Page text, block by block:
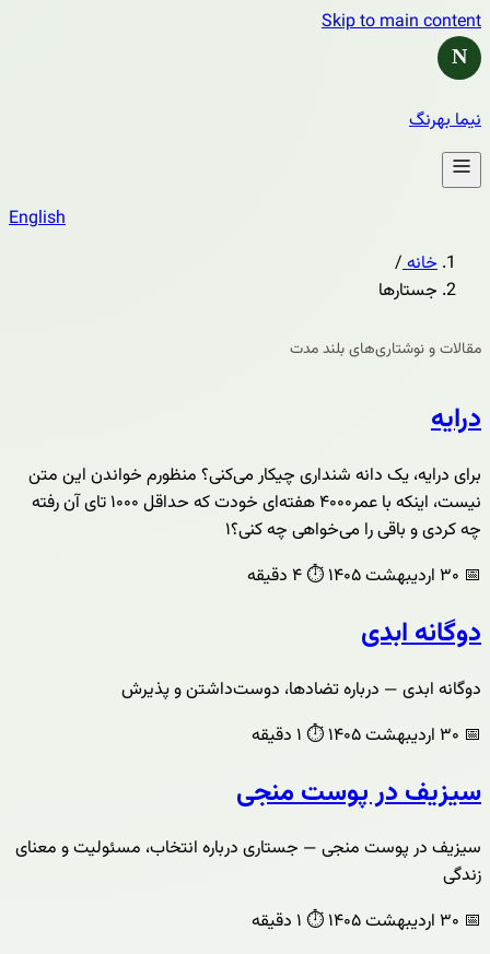
Skip to main content
N
نیما بهرنگ
English
خانه/
جستارها
مقالات و نوشتاری‌های بلند مدت
درایه
برای درایه، یک دانه شنداری چیکار می‌کنی؟ منظورم خواندن این متن
نیست، اینکه با عمر۴۰۰۰ هفته‌ای خودت که حداقل ۱۰۰۰ تای آن رفته
چه کردی و باقی را می‌خواهی چه کنی؟۱
📅
⏱️
دوگانه ابدی
دوگانه ابدی — درباره تضادها، دوست‌داشتن و پذیرش
📅
⏱️
سیزیف در پوست منجی
سیزیف در پوست منجی — جستاری درباره انتخاب، مسئولیت و معنای
زندگی
📅
⏱️